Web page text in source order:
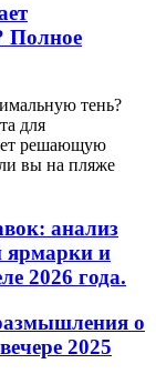
Полное
тень?
для
решающую
вы на пляже
анализ
ярмарки и
2026 года.
о
2025